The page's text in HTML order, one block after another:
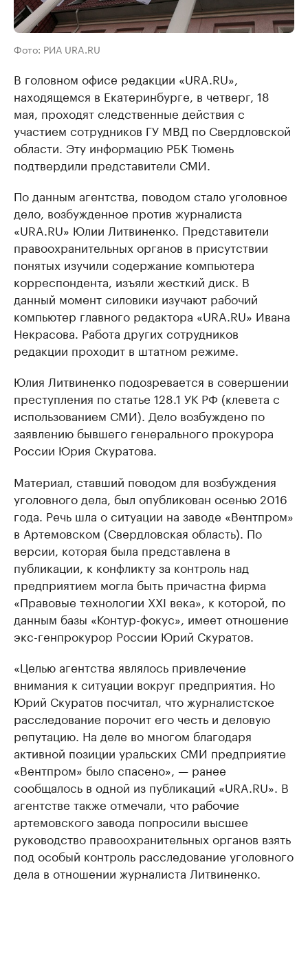
Фото: РИА URA.RU
В головном офисе редакции «URA.RU»,
находящемся в Екатеринбурге, в четверг, 18
мая, проходят следственные действия с
участием сотрудников ГУ МВД по Свердловской
области. Эту информацию РБК Тюмень
подтвердили представители СМИ.
По данным агентства, поводом стало уголовное
дело, возбужденное против журналиста
«URA.RU» Юлии Литвиненко. Представители
правоохранительных органов в присутствии
понятых изучили содержание компьютера
корреспондента, изъяли жесткий диск. В
данный момент силовики изучают рабочий
компьютер главного редактора «URA.RU» Ивана
Некрасова. Работа других сотрудников
редакции проходит в штатном режиме.
Юлия Литвиненко подозревается в совершении
преступления по статье 128.1 УК РФ (клевета с
использованием СМИ). Дело возбуждено по
заявлению бывшего генерального прокурора
России Юрия Скуратова.
Материал, ставший поводом для возбуждения
уголовного дела, был опубликован осенью 2016
года. Речь шла о ситуации на заводе «Вентпром»
в Артемовском (Свердловская область). По
версии, которая была представлена в
публикации, к конфликту за контроль над
предприятием могла быть причастна фирма
«Правовые технологии XXI века», к которой, по
данным базы «Контур-фокус», имеет отношение
экс-генпрокурор России Юрий Скуратов.
«Целью агентства являлось привлечение
внимания к ситуации вокруг предприятия. Но
Юрий Скуратов посчитал, что журналистское
расследование порочит его честь и деловую
репутацию. На деле во многом благодаря
активной позиции уральских СМИ предприятие
«Вентпром» было спасено», — ранее
сообщалось в одной из публикаций «URA.RU». В
агентстве также отмечали, что рабочие
артемовского завода попросили высшее
руководство правоохранительных органов взять
под особый контроль расследование уголовного
дела в отношении журналиста Литвиненко.